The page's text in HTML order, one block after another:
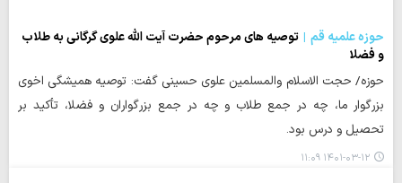
حوزه علمیه قم
توصیه های مرحوم حضرت آیت الله علوی گرگانی به طلاب
و فضلا
حوزه/ حجت الاسلام والمسلمین علوی حسینی گفت: توصیه همیشگی اخوی
بزرگوار ما، چه در جمع طلاب و چه در جمع بزرگواران و فضلا، تأکید بر
تحصیل و درس بود.
۱۴۰۱-۰۳-۱۲ ۱۱:۰۹